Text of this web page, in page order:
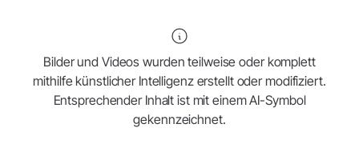
Bilder und Videos wurden teilweise oder komplett
mithilfe künstlicher Intelligenz erstellt oder modifiziert.
Entsprechender Inhalt ist mit einem AI-Symbol
gekennzeichnet.